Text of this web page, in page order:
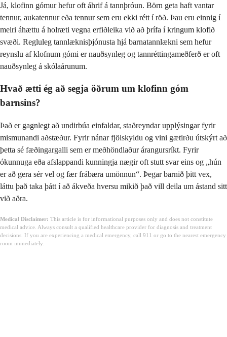
Já, klofinn gómur hefur oft áhrif á tannþróun. Börn geta haft vantar
tennur, aukatennur eða tennur sem eru ekki rétt í röð. Þau eru einnig í
meiri áhættu á holræti vegna erfiðleika við að þrífa í kringum klofið
svæði. Regluleg tannlæknisþjónusta hjá barnatannlækni sem hefur
reynslu af klofnum gómi er nauðsynleg og tannréttingameðferð er oft
nauðsynleg á skólaárunum.
Hvað ætti ég að segja öðrum um klofinn góm
barnsins?
Það er gagnlegt að undirbúa einfaldar, staðreyndar upplýsingar fyrir
mismunandi aðstæður. Fyrir nánar fjölskyldu og vini gætirðu útskýrt að
þetta sé fæðingargalli sem er meðhöndlaður árangursríkt. Fyrir
ókunnuga eða afslappandi kunningja nægir oft stutt svar eins og „hún
er að gera sér vel og fær frábæra umönnun“. Þegar barnið þitt vex,
láttu það taka þátt í að ákveða hversu mikið það vill deila um ástand sitt
við aðra.
Medical Disclaimer: This article is for informational purposes only and does not constitute
medical advice. Always consult a qualified healthcare provider for diagnosis and treatment
decisions. If you are experiencing a medical emergency, call 911 or go to the nearest emergency
room immediately.